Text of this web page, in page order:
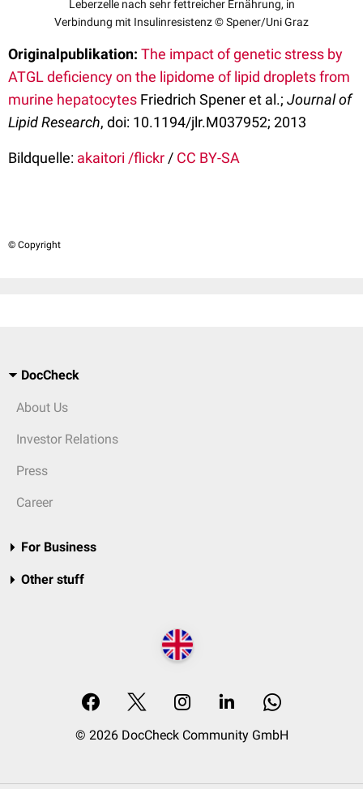
Leberzelle nach sehr fettreicher Ernährung, in
Verbindung mit Insulinresistenz © Spener/Uni Graz
Originalpublikation: The impact of genetic stress by
ATGL deficiency on the lipidome of lipid droplets from
murine hepatocytes Friedrich Spener et al.; Journal of
Lipid Research, doi: 10.1194/jlr.M037952; 2013
Bildquelle: akaitori /flickr / CC BY-SA
© Copyright
DocCheck
About Us
Investor Relations
Press
Career
For Business
Other stuff
© 2026 DocCheck Community GmbH